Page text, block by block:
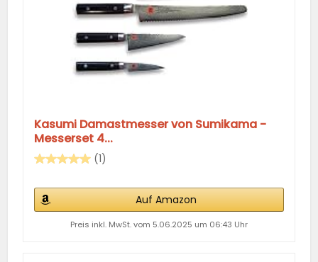
Kasumi Damastmesser von Sumikama -
Messerset 4...
(1)
Auf Amazon
Preis inkl. MwSt. vom 5.06.2025 um 06:43 Uhr